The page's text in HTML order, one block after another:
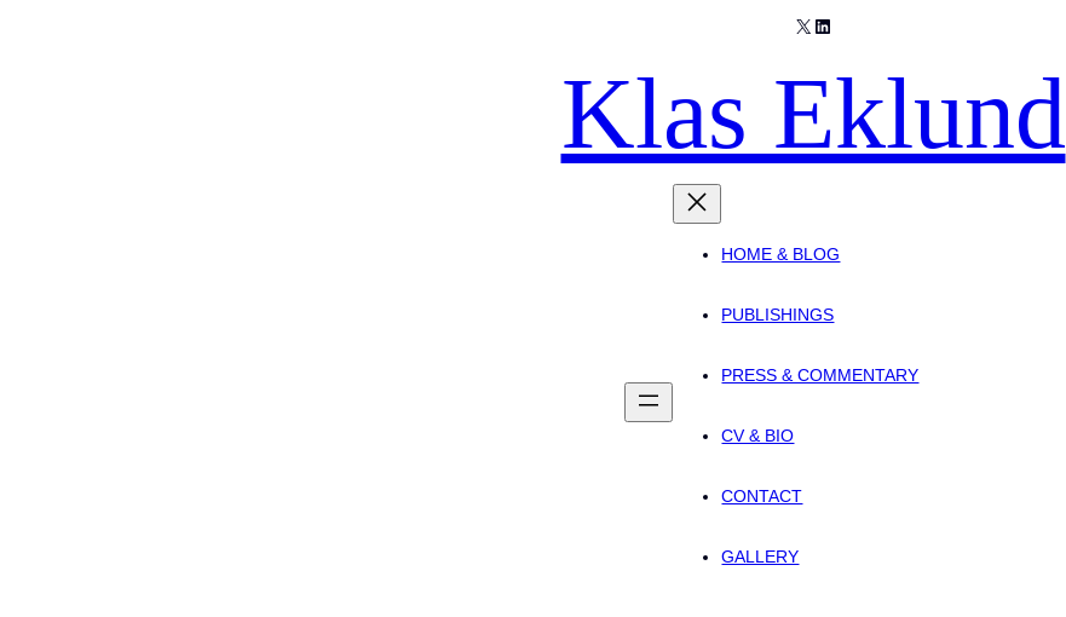
X LinkedIn
Klas Eklund
HOME & BLOG
PUBLISHINGS
PRESS & COMMENTARY
CV & BIO
CONTACT
GALLERY